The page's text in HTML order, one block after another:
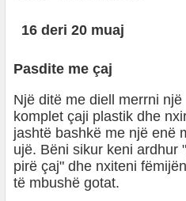
16 deri 20 muaj
Pasdite me çaj
Një ditë me diell merrni një
komplet çaji plastik dhe
jashtë bashkë me një enë
ujë. Bëni sikur keni ardhur
pirë çaj" dhe nxiteni
të mbushë gotat.